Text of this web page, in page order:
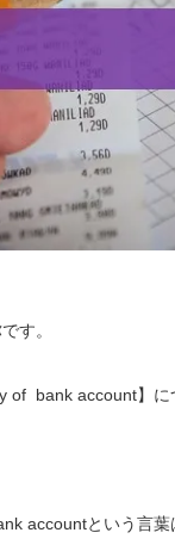
す。
bank account】に
accountという言葉